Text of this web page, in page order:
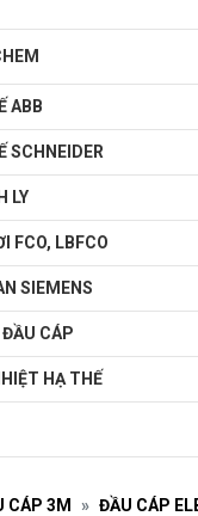
ABB
SCHNEIDER
LY
FCO, LBFCO
SIEMENS
ĐẦU CÁP
HẠ THẾ
CÁP 3M
ĐẦU CÁP